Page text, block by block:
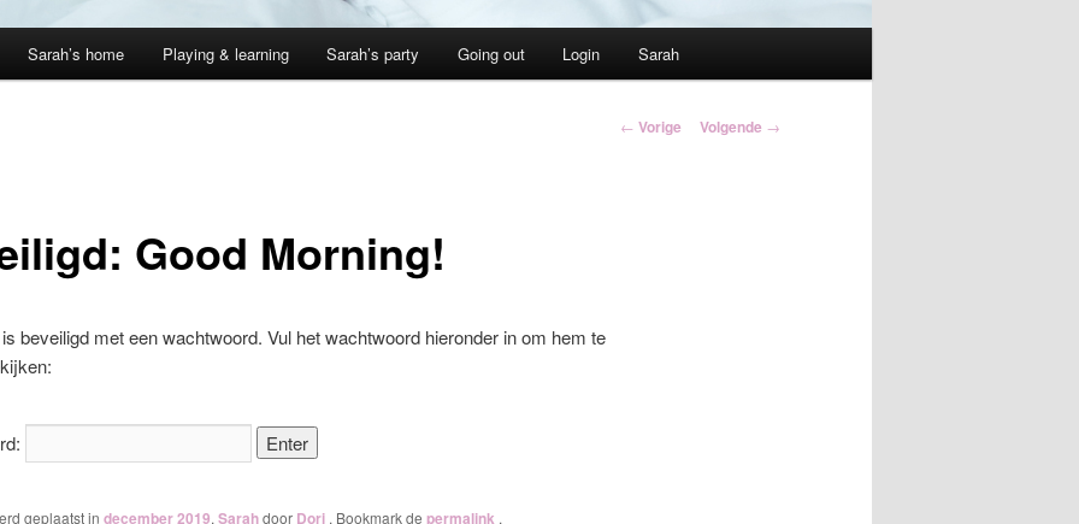
Sarah’s home Playing & learning Sarah’s party Going out Login Sarah
Berichtnavigatie
← Vorige Volgende →
Good Morning!
beveiligd met een wachtwoord. Vul het wachtwoord hieronder in om hem te
geplaatst in december 2019, Sarahdoor Dori . Bookmark de permalink .